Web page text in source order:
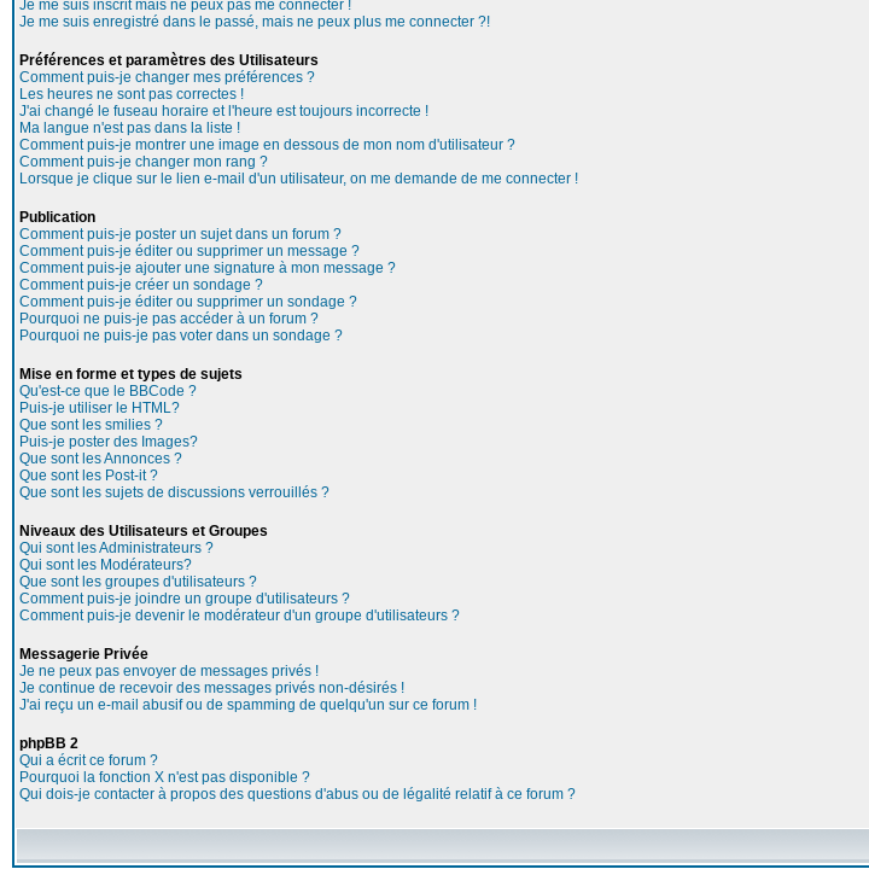
Je me suis inscrit mais ne peux pas me connecter !
Je me suis enregistré dans le passé, mais ne peux plus me connecter ?!
Préférences et paramètres des Utilisateurs
Comment puis-je changer mes préférences ?
Les heures ne sont pas correctes !
J'ai changé le fuseau horaire et l'heure est toujours incorrecte !
Ma langue n'est pas dans la liste !
Comment puis-je montrer une image en dessous de mon nom d'utilisateur ?
Comment puis-je changer mon rang ?
Lorsque je clique sur le lien e-mail d'un utilisateur, on me demande de me connecter !
Publication
Comment puis-je poster un sujet dans un forum ?
Comment puis-je éditer ou supprimer un message ?
Comment puis-je ajouter une signature à mon message ?
Comment puis-je créer un sondage ?
Comment puis-je éditer ou supprimer un sondage ?
Pourquoi ne puis-je pas accéder à un forum ?
Pourquoi ne puis-je pas voter dans un sondage ?
Mise en forme et types de sujets
Qu'est-ce que le BBCode ?
Puis-je utiliser le HTML?
Que sont les smilies ?
Puis-je poster des Images?
Que sont les Annonces ?
Que sont les Post-it ?
Que sont les sujets de discussions verrouillés ?
Niveaux des Utilisateurs et Groupes
Qui sont les Administrateurs ?
Qui sont les Modérateurs?
Que sont les groupes d'utilisateurs ?
Comment puis-je joindre un groupe d'utilisateurs ?
Comment puis-je devenir le modérateur d'un groupe d'utilisateurs ?
Messagerie Privée
Je ne peux pas envoyer de messages privés !
Je continue de recevoir des messages privés non-désirés !
J'ai reçu un e-mail abusif ou de spamming de quelqu'un sur ce forum !
phpBB 2
Qui a écrit ce forum ?
Pourquoi la fonction X n'est pas disponible ?
Qui dois-je contacter à propos des questions d'abus ou de légalité relatif à ce forum ?